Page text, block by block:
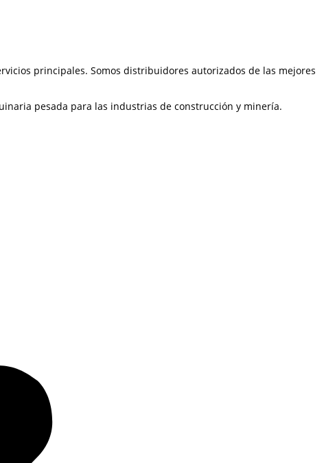
principales. Somos distribuidores autorizados de las mejores
pesada para las industrias de construcción y minería.